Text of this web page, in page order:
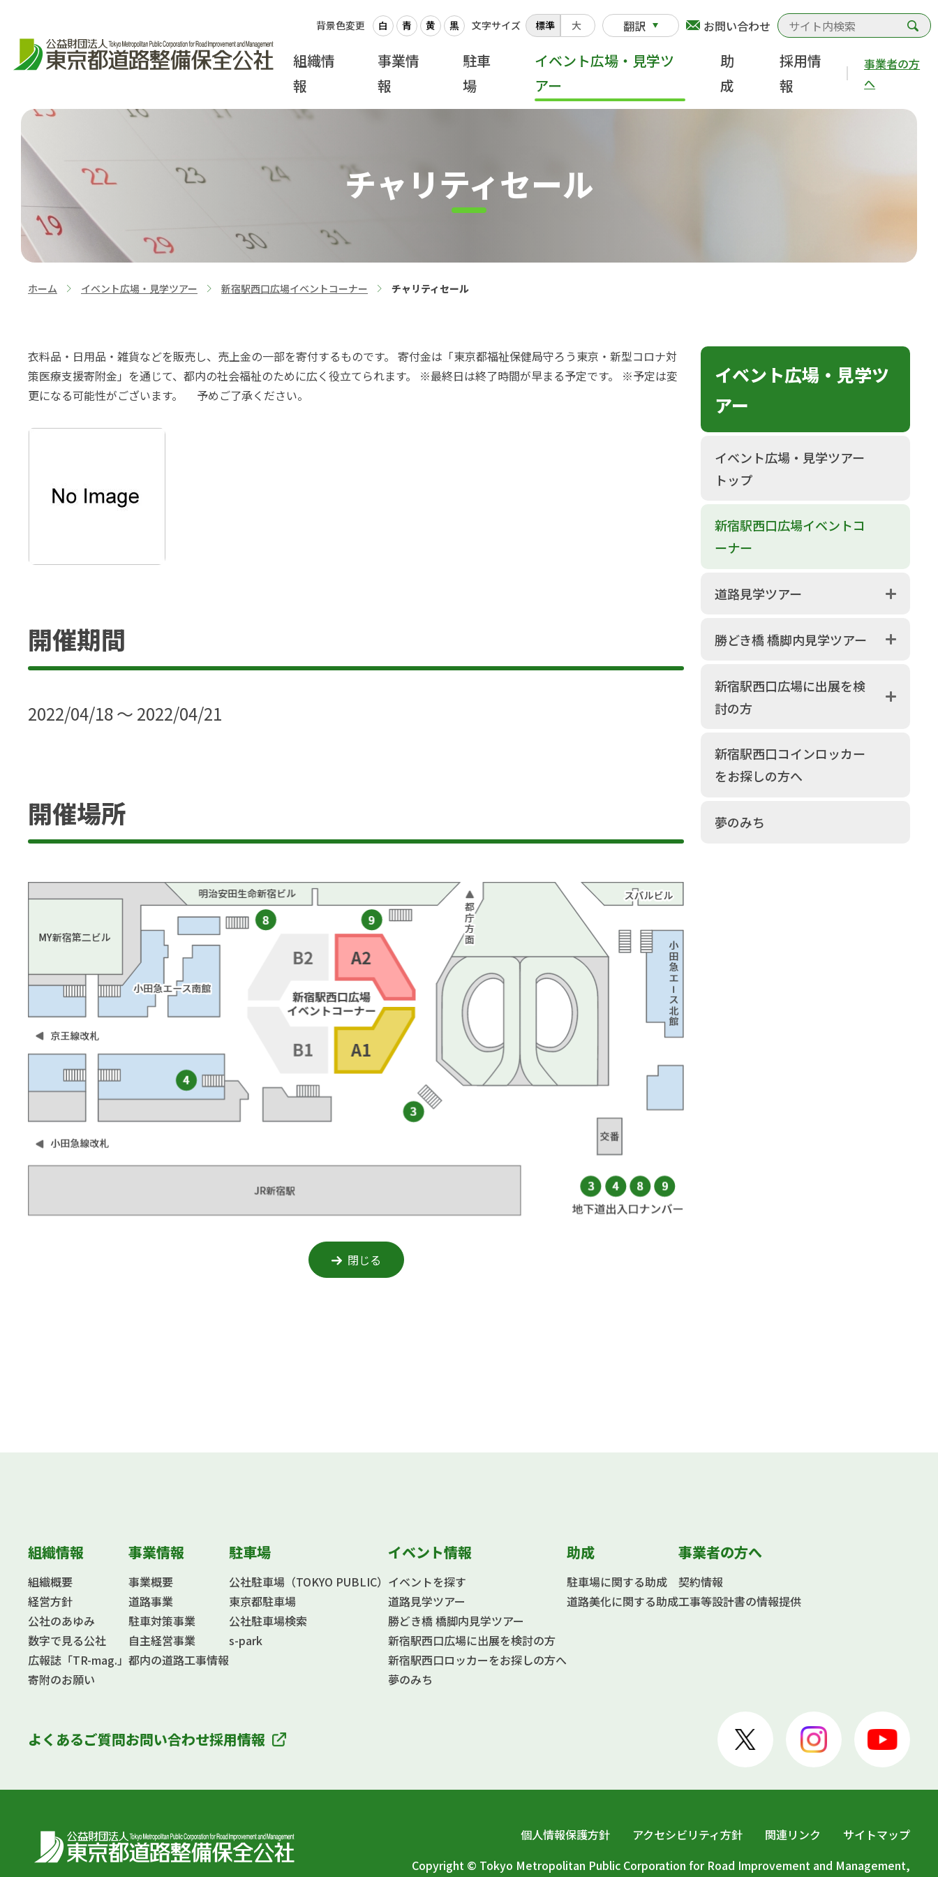
背景色変更 白 青 黄 黒 文字サイズ 標準 大 翻訳 お問い合わせ
組織情
報
事業情
報
駐車
場
イベント広場・見学ツ
アー
助
成
採用情
報
事業者の方
へ
チャリティセール
ホーム
イベント広場・見学ツアー
新宿駅西口広場イベントコーナー
チャリティセール
衣料品・日用品・雑貨などを販売し、売上金の一部を寄付するものです。 寄付金は「東京都福祉保健局守ろう東京・新型コロナ対
策医療支援寄附金」を通じて、都内の社会福祉のために広く役立てられます。 ※最終日は終了時間が早まる予定です。 ※予定は変
更になる可能性がございます。 予めご了承ください。
開催期間
2022/04/18 ～ 2022/04/21
開催場所
閉じる
イベント広場・見学ツ
アー
イベント広場・見学ツアー
トップ
新宿駅西口広場イベントコ
ーナー
道路見学ツアー
勝どき橋 橋脚内見学ツアー
新宿駅西口広場に出展を検
討の方
新宿駅西口コインロッカー
をお探しの方へ
夢のみち
組織情報
組織概要
経営方針
公社のあゆみ
数字で見る公社
広報誌「TR-mag.」
寄附のお願い
事業情報
事業概要
道路事業
駐車対策事業
自主経営事業
都内の道路工事情報
駐車場
公社駐車場（TOKYO PUBLIC）
東京都駐車場
公社駐車場検索
s-park
イベント情報
イベントを探す
道路見学ツアー
勝どき橋 橋脚内見学ツアー
新宿駅西口広場に出展を検討の方
新宿駅西口ロッカーをお探しの方へ
夢のみち
助成
駐車場に関する助成
道路美化に関する助成
事業者の方へ
契約情報
工事等設計書の情報提供
よくあるご質問お問い合わせ採用情報
個人情報保護方針 アクセシビリティ方針 関連リンク
サイトマップ
Copyright © Tokyo Metropolitan Public Corporation for Road Improvement and Management,